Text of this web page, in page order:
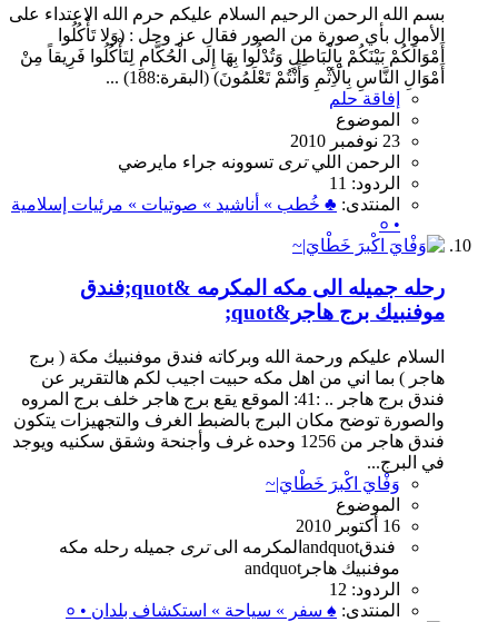
بسم الله الرحمن الرحيم السلام عليكم حرم الله الاعتداء على
الأموال بأي صورة من الصور فقال عز وجل : (وَلا تَأْكُلُوا
أَمْوَالَكُمْ بَيْنَكُمْ بِالْبَاطِلِ وَتُدْلُوا بِهَا إِلَى الْحُكَّامِ لِتَأْكُلُوا فَرِيقاً مِنْ
أَمْوَالِ النَّاسِ بِالْأِثْمِ وَأَنْتُمْ تَعْلَمُونَ) (البقرة:188) ...
إفاقة حلم
الموضوع
23 نوفمبر 2010
الرحمن الليترى تسوونه جراء مايرضي
الردود: 11
المنتدى: ♣ خُطب » أناشيد » صوتيات » مرئيات إسلامية
• ०
رحله جميله الى مكه المكرمه &quot;فندق
موفنبيك برج هاجر&quot;
السلام عليكم ورحمة الله وبركاته فندق موفنبيك مكة ( برج
هاجر ) بما اني من اهل مكه حبيت اجيب لكم هالتقرير عن
فندق برج هاجر .. :41: الموقع يقع برج هاجر خلف برج المروه
والصورة توضح مكان البرج بالضبط الغرف والتجهيزات يتكون
فندق هاجر من 1256 وحده غرف وأجنحة وشقق سكنيه ويوجد
في البرج...
وَفْايَ اكْبرَ خَطْايَ|~
الموضوع
16 أكتوبر 2010
المكرمه الىترى جميله رحله مكه
موفنبيك هاجرandquot
الردود: 12
المنتدى: ♠ سفر » سياحة » استكشاف بلدان • ०